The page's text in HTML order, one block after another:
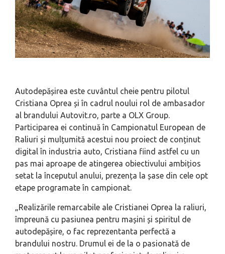
Autodepășirea este cuvântul cheie pentru pilotul
Cristiana Oprea și în cadrul noului rol de ambasador
al brandului Autovit.ro, parte a OLX Group.
Participarea ei continuă în Campionatul European de
Raliuri și mulțumită acestui nou proiect de conținut
digital în industria auto, Cristiana fiind astfel cu un
pas mai aproape de atingerea obiectivului ambițios
setat la începutul anului, prezența la șase din cele opt
etape programate în campionat.
„Realizările remarcabile ale Cristianei Oprea la raliuri,
împreună cu pasiunea pentru mașini și spiritul de
autodepășire, o fac reprezentanta perfectă a
brandului nostru. Drumul ei de la o pasionată de